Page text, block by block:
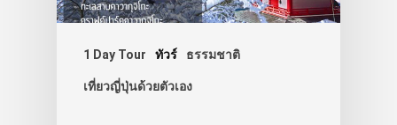
1 Day Tour ทัวร์ ธรรมชาติ
เที่ยวญี่ปุ่นด้วยตัวเอง